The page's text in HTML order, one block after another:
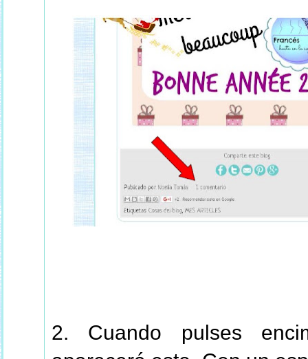
2. Cuando pulses e